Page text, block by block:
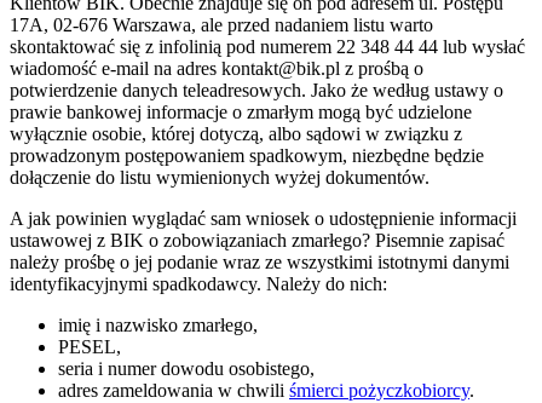
17A, 02-676 Warszawa, ale przed nadaniem listu warto
skontaktować się z infolinią pod numerem 22 348 44 44 lub wysłać
wiadomość e-mail na adres kontakt@bik.pl z prośbą o
potwierdzenie danych teleadresowych. Jako że według ustawy o
prawie bankowej informacje o zmarłym mogą być udzielone
wyłącznie osobie, której dotyczą, albo sądowi w związku z
prowadzonym postępowaniem spadkowym, niezbędne będzie
dołączenie do listu wymienionych wyżej dokumentów.
A jak powinien wyglądać sam wniosek o udostępnienie informacji
ustawowej z BIK o zobowiązaniach zmarłego? Pisemnie zapisać
należy prośbę o jej podanie wraz ze wszystkimi istotnymi danymi
identyfikacyjnymi spadkodawcy. Należy do nich:
imię i nazwisko zmarłego,
PESEL,
seria i numer dowodu osobistego,
adres zameldowania w chwili śmierci pożyczkobiorcy.